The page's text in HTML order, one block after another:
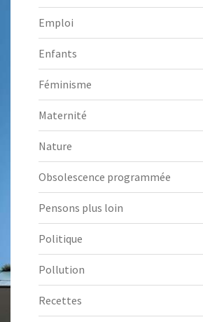
Emploi
Enfants
Féminisme
Maternité
Nature
Obsolescence programmée
Pensons plus loin
Politique
Pollution
Recettes